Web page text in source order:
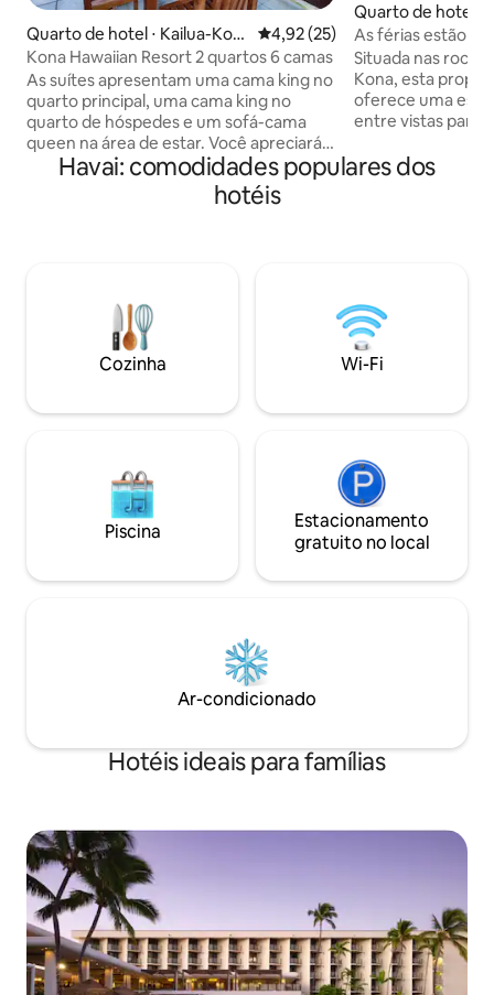
Quarto de hotel ⋅ Kailua-Kon
a
4,92 de uma avaliação média
4,92 (25)
Kona Hawaiian Resort 2 quartos 6 camas
As suítes apresentam uma cama king no
quarto principal, uma cama king no
quarto de hóspedes e um sofá-cama
queen na área de estar. Você apreciará a
privacidade de quartos separados, a
economia de uma cozinha privativa
totalmente equipada e a conveniência
muitos confortos que você
simplesmente não encontrará em um
quarto de hotel médio. Aprecie as vistas
da sua varanda privativa enquanto relaxa
Quarto de hotel ⋅
a
As férias estão
animais de
Situada nas
Kona, esta
oferece uma
entre vistas para
experiência
poucos minutos
romântico ou
muito o que
Havai: comodidades populares dos
hotéis
Cozinha Wi-Fi
Piscina
Estacionamento
gratuito no local
Ar-condicionado
Hotéis ideais para famílias